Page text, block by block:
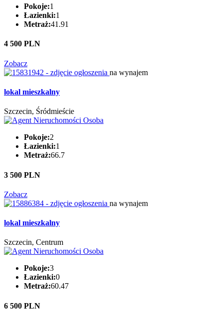
Pokoje:1
Łazienki:1
Metraż:41.91
4 500 PLN
Zobacz
na wynajem
lokal mieszkalny
Szczecin, Śródmieście
Pokoje:2
Łazienki:1
Metraż:66.7
3 500 PLN
Zobacz
na wynajem
lokal mieszkalny
Szczecin, Centrum
Pokoje:3
Łazienki:0
Metraż:60.47
6 500 PLN